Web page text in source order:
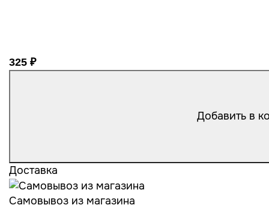
325 ₽
Добавить в
Доставка
Самовывоз из магазина